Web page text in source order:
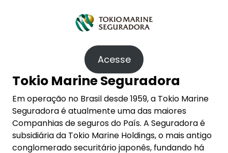
Acesse
Tokio Marine Seguradora
Em operação no Brasil desde 1959, a Tokio Marine
Seguradora é atualmente uma das maiores
Companhias de seguros do País. A Seguradora é
subsidiária da Tokio Marine Holdings, o mais antigo
conglomerado securitário japonês, fundando há